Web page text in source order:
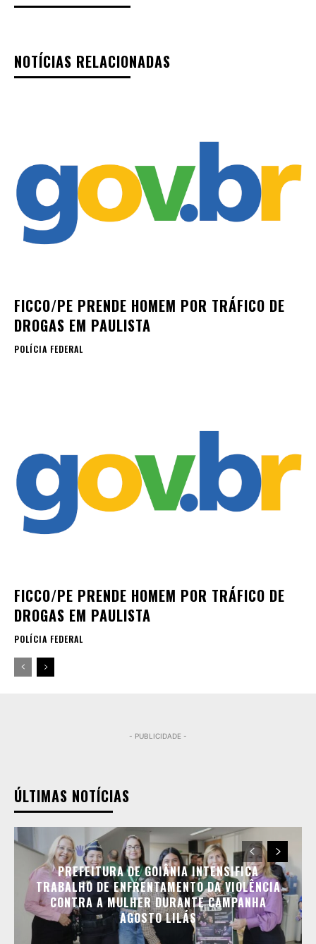
NOTÍCIAS RELACIONADAS
FICCO/PE PRENDE HOMEM POR TRÁFICO DE
DROGAS EM PAULISTA
POLÍCIA FEDERAL
FICCO/PE PRENDE HOMEM POR TRÁFICO DE
DROGAS EM PAULISTA
POLÍCIA FEDERAL
- PUBLICIDADE -
ÚLTIMAS NOTÍCIAS
PREFEITURA DE GOIÂNIA INTENSIFICA
TRABALHO DE ENFRENTAMENTO DA VIOLÊNCIA
CONTRA A MULHER DURANTE CAMPANHA
AGOSTO LILÁS